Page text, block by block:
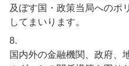
及ぼす国・政策当局へのポ
してまいります。
8.
国内外の金融機関、政府、